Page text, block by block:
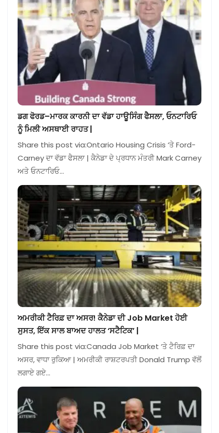
ਡਗ ਫੋਰਡ–ਮਾਰਕ ਕਾਰਨੀ ਦਾ ਵੱਡਾ ਹਾਊਸਿੰਗ ਫੈਸਲਾ, ਓਨਟਾਰਿਓ
ਨੂੰ ਮਿਲੀ ਅਸਥਾਈ ਰਾਹਤ |
Share this post via:Ontario Housing Crisis ‘ਤੇ Ford-
Carney ਦਾ ਵੱਡਾ ਫੈਸਲਾ | ਕੈਨੇਡਾ ਦੇ ਪ੍ਰਧਾਨ ਮੰਤਰੀ Mark Carney
ਅਤੇ ਓਨਟਾਰਿਓ…
ਅਮਰੀਕੀ ਟੈਰਿਫ਼ ਦਾ ਅਸਰ! ਕੈਨੇਡਾ ਦੀ Job Market ਹੋਈ
ਸੁਸਤ, ਇੱਕ ਸਾਲ ਬਾਅਦ ਹਾਲਤ ‘ਸਟੈਟਿਕ’ |
Share this post via:Canada Job Market ‘ਤੇ ਟੈਰਿਫ਼ ਦਾ
ਅਸਰ, ਵਾਧਾ ਰੁਕਿਆ | ਅਮਰੀਕੀ ਰਾਸ਼ਟਰਪਤੀ Donald Trump ਵੱਲੋਂ
ਲਗਾਏ ਗਏ…